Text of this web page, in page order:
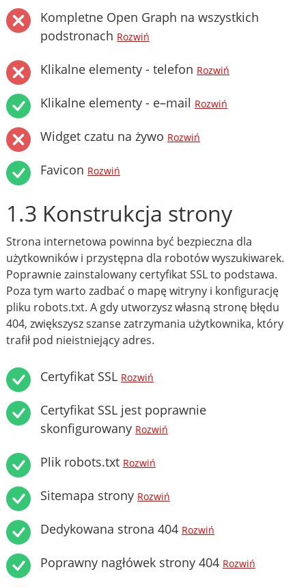
Kompletne Open Graph na wszystkich
podstronach Rozwiń
Klikalne elementy - telefon Rozwiń
Klikalne elementy - e–mail Rozwiń
Widget czatu na żywo Rozwiń
Favicon Rozwiń
1.3 Konstrukcja strony
Strona internetowa powinna być bezpieczna dla
użytkowników i przystępna dla robotów wyszukiwarek.
Poprawnie zainstalowany certyfikat SSL to podstawa.
Poza tym warto zadbać o mapę witryny i konfigurację
pliku robots.txt. A gdy utworzysz własną stronę błędu
404, zwiększysz szanse zatrzymania użytkownika, który
trafił pod nieistniejący adres.
Certyfikat SSL Rozwiń
Certyfikat SSL jest poprawnie
skonfigurowany Rozwiń
Plik robots.txt Rozwiń
Sitemapa strony Rozwiń
Dedykowana strona 404 Rozwiń
Poprawny nagłówek strony 404 Rozwiń